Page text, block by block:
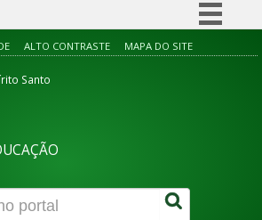
Simplifique!
Canais
ALTO CONTRASTE MAPA DO SITE
Santo